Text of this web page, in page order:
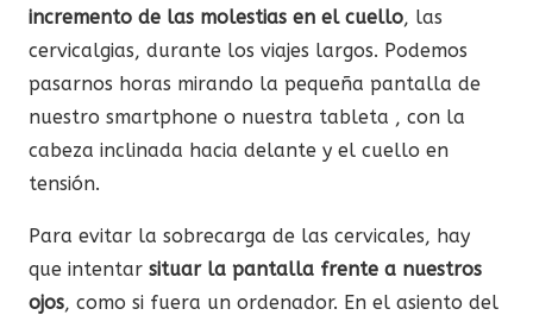
incremento de las molestias en el cuello, las
cervicalgias, durante los viajes largos. Podemos
pasarnos horas mirando la pequeña pantalla de
nuestro smartphone o nuestra tableta , con la
cabeza inclinada hacia delante y el cuello en
tensión.
Para evitar la sobrecarga de las cervicales, hay
que intentar situar la pantalla frente a nuestros
ojos, como si fuera un ordenador. En el asiento del